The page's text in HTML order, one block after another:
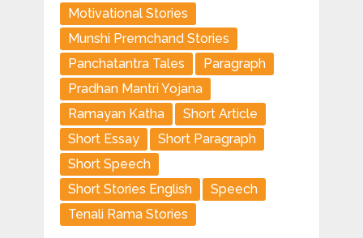
Motivational Stories
Munshi Premchand Stories
Panchatantra Tales
Paragraph
Pradhan Mantri Yojana
Ramayan Katha
Short Article
Short Essay
Short Paragraph
Short Speech
Short Stories English
Speech
Tenali Rama Stories